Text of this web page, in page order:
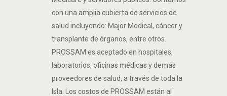
con una amplia cubierta de servicios de
salud incluyendo: Major Medical, cáncer y
transplante de órganos, entre otros.
PROSSAM es aceptado en hospitales,
laboratorios, oficinas médicas y demás
proveedores de salud, a través de toda la
Isla. Los costos de PROSSAM están al